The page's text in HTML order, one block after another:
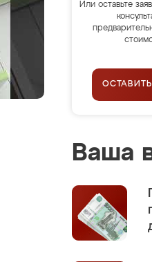
Или оставьте
Ваша